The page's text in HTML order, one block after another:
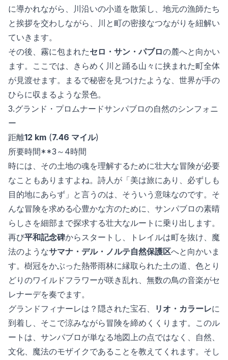
に導かれながら、川沿いの小道を散策し、地元の漁師たち
と挨拶を交わしながら、川と町の密接なつながりを紐解い
ていきます。
その後、霧に包まれたセロ・サン・パブロの麓へと向かい
ます。ここでは、きらめく川と踊る山々に挟まれた町全体
が見渡せます。まるで秘密を見つけたような、世界が手の
ひらに収まるような景色。
3.グランド・プロムナードサンパブロの自然のシンフォニ
ー
距離12 km (7.46 マイル)
所要時間**3～4時間
時には、その土地の魂を理解するために壮大な冒険が必要
なこともありますよね。詩人が「美は旅にあり、必ずしも
目的地にあらず」と言うのは、そういう意味なのです。そ
んな冒険を求める心豊かな方のために、サンパブロの素晴
らしさを細部まで探求する壮大なルートに乗り出します。
再び平和記念碑からスタートし、トレイルは町を抜け、魔
法のようなサマナ・デル・ノルテ自然保護区へと向かいま
す。樹冠をかぶった熱帯雨林に縁取られた土の道、色とり
どりのワイルドフラワーが咲き乱れ、無数の鳥の音楽がセ
レナーデを奏でます。
グランドフィナーレは？隠された宝石、
リオ・カラーレに
到着し、そこで涼みながら冒険を締めくくります。このル
ートは、サンパブロが単なる地図上の点ではなく、自然、
文化、魔法のモザイクであることを教えてくれます。そし